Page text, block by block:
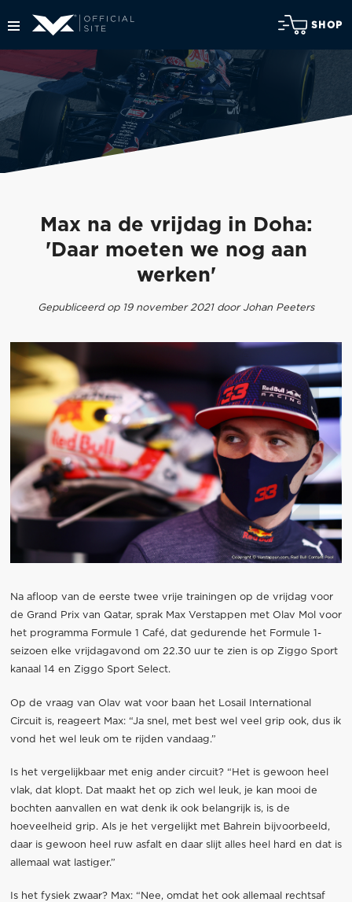
SHOP
Max na de vrijdag in Doha:
'Daar moeten we nog aan
werken'
Gepubliceerd op 19 november 2021 door Johan Peeters
Na afloop van de eerste twee vrije trainingen op de vrijdag voor
de Grand Prix van Qatar, sprak Max Verstappen met Olav Mol voor
het programma Formule 1 Café, dat gedurende het Formule 1-
seizoen elke vrijdagavond om 22.30 uur te zien is op Ziggo Sport
kanaal 14 en Ziggo Sport Select.
Op de vraag van Olav wat voor baan het Losail International
Circuit is, reageert Max: “Ja snel, met best wel veel grip ook, dus ik
vond het wel leuk om te rijden vandaag.”
Is het vergelijkbaar met enig ander circuit? “Het is gewoon heel
vlak, dat klopt. Dat maakt het op zich wel leuk, je kan mooi de
bochten aanvallen en wat denk ik ook belangrijk is, is de
hoeveelheid grip. Als je het vergelijkt met Bahrein bijvoorbeeld,
daar is gewoon heel ruw asfalt en daar slijt alles heel hard en dat is
allemaal wat lastiger.”
Is het fysiek zwaar? Max: “Nee, omdat het ook allemaal rechtsaf